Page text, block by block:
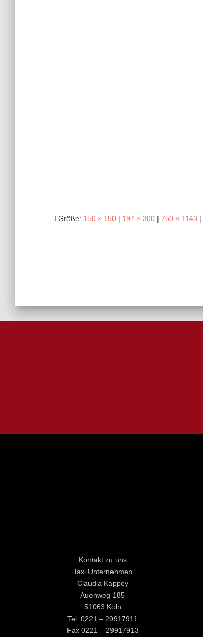
Größe: 150 × 150 | 197 × 300 | 750 × 1143 |
Kontakt zu uns
Taxi Unternehmen
Claudia Kappey
Auenweg 185
51063 Köln
Tel. 0221 – 29917911
Fax 0221 – 29917913